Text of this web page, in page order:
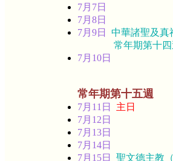
7月7日
7月8日
7月9日
中華諸聖及真
常年期第十
7月10日
常年期第十五週
7月11日
主日
7月12日
7月13日
7月14日
7月15日 聖文德主教（